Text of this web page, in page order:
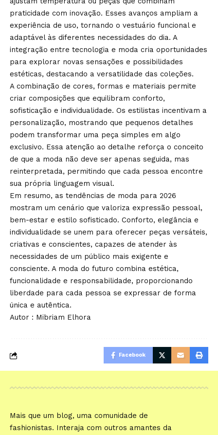
praticidade com inovação. Esses avanços ampliam a
experiência de uso, tornando o vestuário funcional e
adaptável às diferentes necessidades do dia. A
integração entre tecnologia e moda cria oportunidades
para explorar novas sensações e possibilidades
estéticas, destacando a versatilidade das coleções.
A combinação de cores, formas e materiais permite
criar composições que equilibram conforto,
sofisticação e individualidade. Os estilistas incentivam a
personalização, mostrando que pequenos detalhes
podem transformar uma peça simples em algo
exclusivo. Essa atenção ao detalhe reforça o conceito
de que a moda não deve ser apenas seguida, mas
reinterpretada, permitindo que cada pessoa encontre
sua própria linguagem visual.
Em resumo, as tendências de moda para 2026
mostram um cenário que valoriza expressão pessoal,
bem-estar e estilo sofisticado. Conforto, elegância e
individualidade se unem para oferecer peças versáteis,
criativas e conscientes, capazes de atender às
necessidades de um público mais exigente e
consciente. A moda do futuro combina estética,
funcionalidade e responsabilidade, proporcionando
liberdade para cada pessoa se expressar de forma
única e autêntica.
Autor : Mibriam Elhora
Facebook
Mais que um blog, uma comunidade de
fashionistas. Interaja com outros amantes da